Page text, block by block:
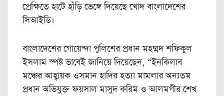
প্রেক্ষিতে হাটে হাঁড়ি ভেঙ্গে দিয়েছে খোদ বাংলাদেশের
সিআইডি।
বাংলাদেশের গোয়েন্দা পুলিশের প্রধান মহম্মদ শফিকুল
ইসলাম স্পষ্ট ভাবেই জানিয়ে দিয়েছেন, “ইনকিলাব
মঞ্চের আহ্বায়ক ওসমান হাদির হত্যা মামলার অন্যতম
প্রধান অভিযুক্ত ফয়সাল মাসুদ করিম ও আলমগীর শেখ